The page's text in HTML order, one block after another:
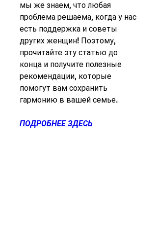
мы же знаем, что любая
проблема решаема, когда у нас
есть поддержка и советы
других женщин! Поэтому,
прочитайте эту статью до
конца и получите полезные
рекомендации, которые
помогут вам сохранить
гармонию в вашей семье.
ПОДРОБНЕЕ ЗДЕСЬ